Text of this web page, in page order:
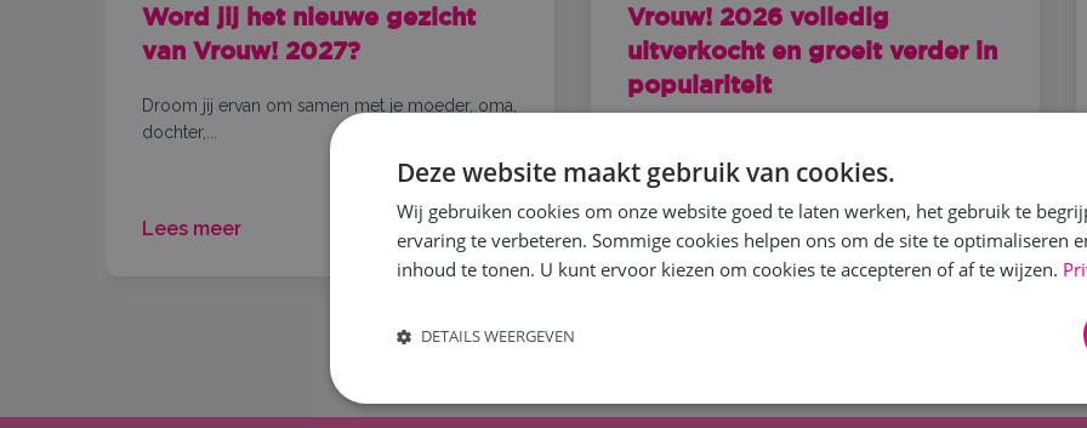
Word jij het nieuwe gezicht
van Vrouw! 2027?
Droom jij ervan om samen met je moeder, oma,
dochter,...
Lees meer
Vrouw! 2026 volledig
uitverkocht en groeit verder in
populariteit
sterke editie neergezet in...
Lees meer
Deze website maakt gebruik van cookies.
Wij gebruiken cookies om onze website goed te laten werken, het gebruik te
ervaring te verbeteren. Sommige cookies helpen ons om de site te optimaliseren
inhoud te tonen. U kunt ervoor kiezen om cookies te accepteren of af te wijzen.
DETAILS WEERGEVEN